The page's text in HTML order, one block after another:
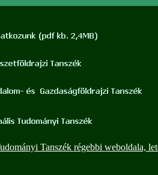
Tanszék régebbi weboldala,